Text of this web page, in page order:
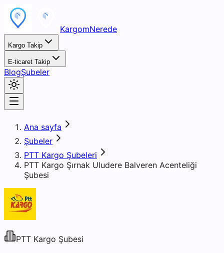
KargomNerede
Kargo Takip
E-ticaret Takip
BlogŞubeler
Ana sayfa
Şubeler
PTT Kargo Şubeleri
PTT Kargo Şırnak Uludere Balveren Acenteliği
Şubesi
PTT Kargo Şubesi